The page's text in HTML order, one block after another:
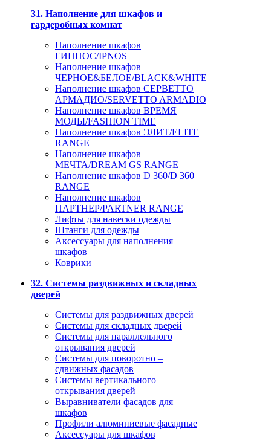
31. Наполнение для шкафов и
гардеробных комнат
Наполнение шкафов
ГИПНОС/IPNOS
Наполнение шкафов
ЧЕРНОЕ&БЕЛОЕ/BLACK&WHITE
Наполнение шкафов СЕРВЕТТО
АРМАДИО/SERVETTO ARMADIO
Наполнение шкафов ВРЕМЯ
МОДЫ/FASHION TIME
Наполнение шкафов ЭЛИТ/ELITE
RANGE
Наполнение шкафов
МЕЧТА/DREAM GS RANGE
Наполнение шкафов D 360/D 360
RANGE
Наполнение шкафов
ПАРТНЕР/PARTNER RANGE
Лифты для навески одежды
Штанги для одежды
Аксессуары для наполнения
шкафов
Коврики
32. Системы раздвижных и складных
дверей
Системы для раздвижных дверей
Системы для складных дверей
Системы для параллельного
открывания дверей
Системы для поворотно –
сдвижных фасадов
Системы вертикального
открывания дверей
Выравниватели фасадов для
шкафов
Профили алюминиевые фасадные
Аксессуары для шкафов